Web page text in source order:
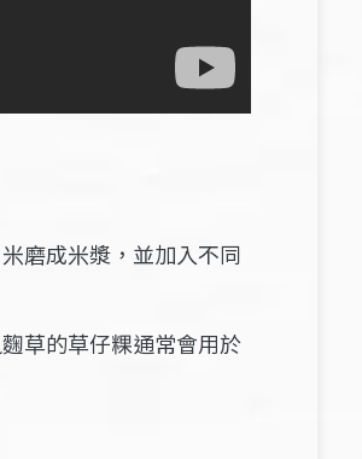
磨成米漿，並加入不同
草的草仔粿通常會用於